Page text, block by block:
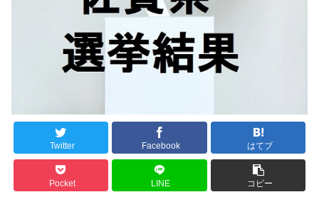
Twitter Facebook はてブ
Pocket LINE コピー